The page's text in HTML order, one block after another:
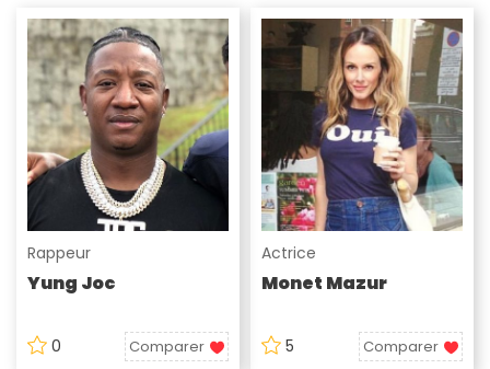
Rappeur
Yung Joc
0 Comparer
Actrice
Monet Mazur
5 Comparer